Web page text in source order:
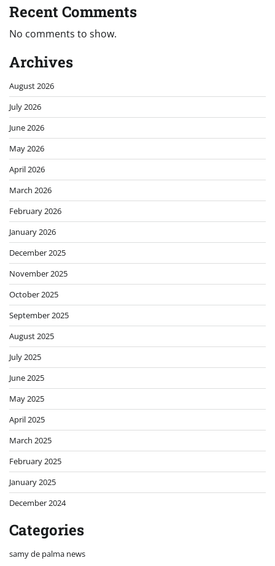
Recent Comments
No comments to show.
Archives
August 2026
July 2026
June 2026
May 2026
April 2026
March 2026
February 2026
January 2026
December 2025
November 2025
October 2025
September 2025
August 2025
July 2025
June 2025
May 2025
April 2025
March 2025
February 2025
January 2025
December 2024
Categories
samy de palma news